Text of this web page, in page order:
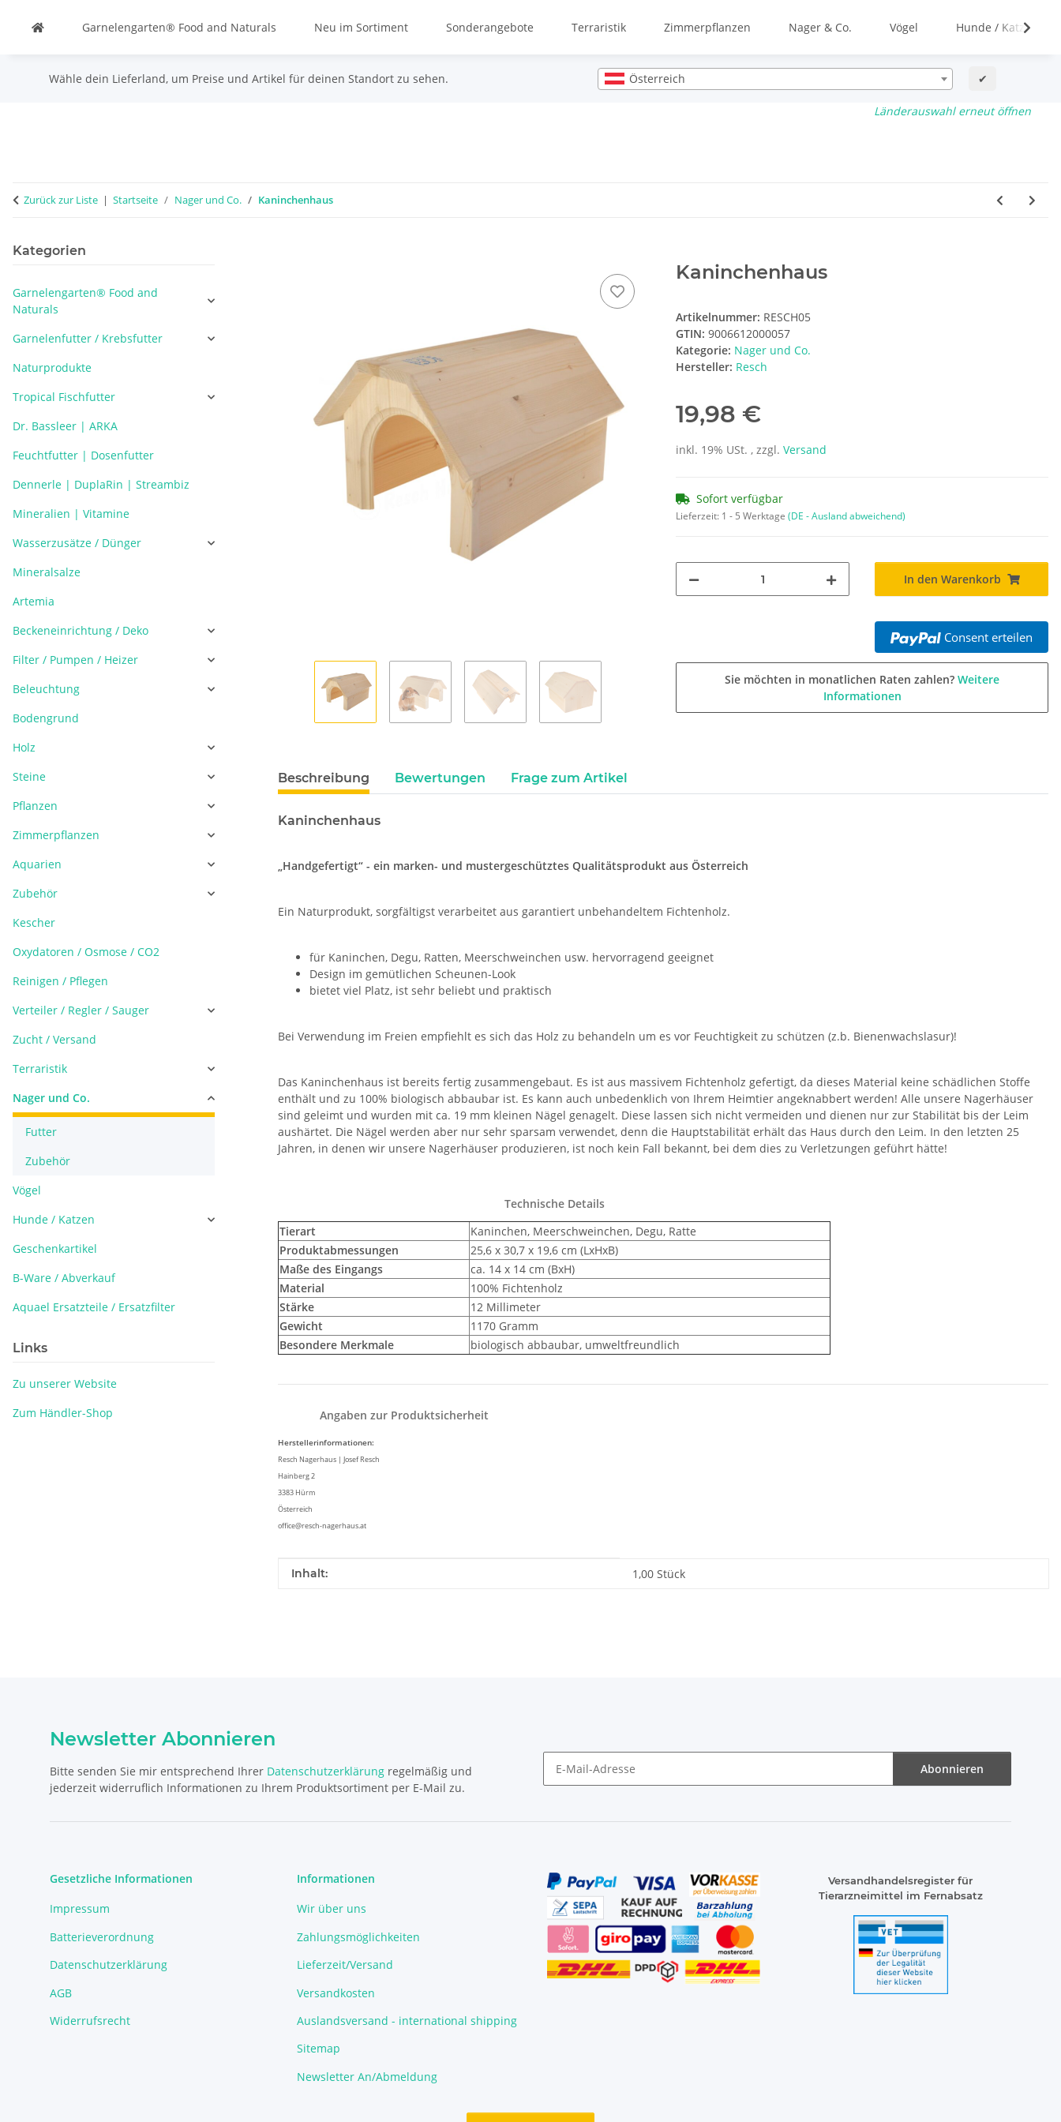
Garnelengarten® Food and Naturals Neu im Sortiment Sonderangebote Terraristik Zimmerpflanzen Nager & Co. Vögel Hunde / Katzen
Wähle dein Lieferland, um Preise und Artikel für deinen Standort zu sehen. Österreich ✔
Länderauswahl erneut öffnen
Zurück zur Liste Startseite Nager und Co. Kaninchenhaus
Kaninchenhaus
Artikelnummer: RESCH05
GTIN: 9006612000057
Kategorie: Nager und Co.
Hersteller: Resch
19,98 €
inkl. 19% USt. , zzgl. Versand
Sofort verfügbar
Lieferzeit: 1 - 5 Werktage (DE - Ausland abweichend)
In den Warenkorb
Consent erteilen
Sie möchten in monatlichen Raten zahlen? Weitere
Informationen
Beschreibung Bewertungen Frage zum Artikel
Kaninchenhaus
„Handgefertigt“ - ein marken- und mustergeschütztes Qualitätsprodukt aus Österreich
Ein Naturprodukt, sorgfältigst verarbeitet aus garantiert unbehandeltem Fichtenholz.
für Kaninchen, Degu, Ratten, Meerschweinchen usw. hervorragend geeignet
Design im gemütlichen Scheunen-Look
bietet viel Platz, ist sehr beliebt und praktisch
Bei Verwendung im Freien empfiehlt es sich das Holz zu behandeln um es vor Feuchtigkeit zu schützen (z.b. Bienenwachslasur)!
Das Kaninchenhaus ist bereits fertig zusammengebaut. Es ist aus massivem Fichtenholz gefertigt, da dieses Material keine schädlichen Stoffe
enthält und zu 100% biologisch abbaubar ist. Es kann auch unbedenklich von Ihrem Heimtier angeknabbert werden! Alle unsere Nagerhäuser
sind geleimt und wurden mit ca. 19 mm kleinen Nägel genagelt. Diese lassen sich nicht vermeiden und dienen nur zur Stabilität bis der Leim
aushärtet. Die Nägel werden aber nur sehr sparsam verwendet, denn die Hauptstabilität erhält das Haus durch den Leim. In den letzten 25
Jahren, in denen wir unsere Nagerhäuser produzieren, ist noch kein Fall bekannt, bei dem dies zu Verletzungen geführt hätte!
Technische Details
Tierart
Kaninchen, Meerschweinchen, Degu, Ratte
Produktabmessungen
25,6 x 30,7 x 19,6 cm (LxHxB)
Maße des Eingangs
ca. 14 x 14 cm (BxH)
Material
100% Fichtenholz
Stärke
12 Millimeter
Gewicht
1170 Gramm
Besondere Merkmale
biologisch abbaubar, umweltfreundlich
Angaben zur Produktsicherheit
Herstellerinformationen:
Resch Nagerhaus | Josef Resch
Hainberg 2
3383 Hürm
Österreich
office@resch-nagerhaus.at
Produkteigenschaft
Wert
Inhalt: 1,00 Stück
Kategorien
Garnelengarten® Food and
Naturals
Garnelenfutter / Krebsfutter
Naturprodukte
Tropical Fischfutter
Dr. Bassleer | ARKA
Feuchtfutter | Dosenfutter
Dennerle | DuplaRin | Streambiz
Mineralien | Vitamine
Wasserzusätze / Dünger
Mineralsalze
Artemia
Beckeneinrichtung / Deko
Filter / Pumpen / Heizer
Beleuchtung
Bodengrund
Holz
Steine
Pflanzen
Zimmerpflanzen
Aquarien
Zubehör
Kescher
Oxydatoren / Osmose / CO2
Reinigen / Pflegen
Verteiler / Regler / Sauger
Zucht / Versand
Terraristik
Nager und Co.
Futter
Zubehör
Vögel
Hunde / Katzen
Geschenkartikel
B-Ware / Abverkauf
Aquael Ersatzteile / Ersatzfilter
Links
Zu unserer Website
Zum Händler-Shop
Newsletter Abonnieren
Bitte senden Sie mir entsprechend Ihrer Datenschutzerklärung regelmäßig und
jederzeit widerruflich Informationen zu Ihrem Produktsortiment per E-Mail zu.
Abonnieren
Gesetzliche Informationen
Impressum
Batterieverordnung
Datenschutzerklärung
AGB
Widerrufsrecht
Informationen
Wir über uns
Zahlungsmöglichkeiten
Lieferzeit/Versand
Versandkosten
Auslandsversand - international shipping
Sitemap
Newsletter An/Abmeldung
Versandhandelsregister für
Tierarzneimittel im Fernabsatz